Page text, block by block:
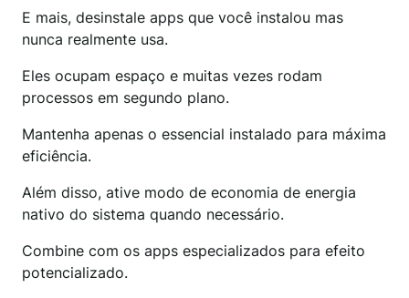
E mais, desinstale apps que você instalou mas
nunca realmente usa.
Eles ocupam espaço e muitas vezes rodam
processos em segundo plano.
Mantenha apenas o essencial instalado para máxima
eficiência.
Além disso, ative modo de economia de energia
nativo do sistema quando necessário.
Combine com os apps especializados para efeito
potencializado.